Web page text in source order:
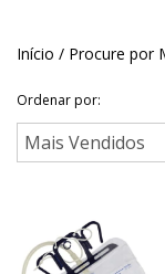
Início / Procure por
Ordenar por: